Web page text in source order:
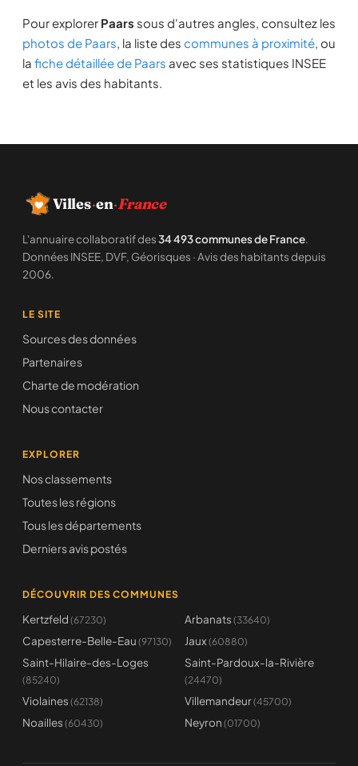
Pour explorer Paars sous d'autres angles, consultez les
photos de Paars, la liste des communes à proximité, ou
la fiche détaillée de Paars avec ses statistiques INSEE
et les avis des habitants.
Villes·en·France
L'annuaire collaboratif des34 493 communes de France.
Données INSEE, DVF, Géorisques · Avis des habitants depuis
2006.
LE SITE
Sources des données
Partenaires
Charte de modération
Nous contacter
EXPLORER
Nos classements
Toutes les régions
Tous les départements
Derniers avis postés
DÉCOUVRIR DES COMMUNES
Kertzfeld (67230) Arbanats (33640)
Capesterre-Belle-Eau (97130) Jaux (60880)
Saint-Hilaire-des-Loges
(85240)
Saint-Pardoux-la-Rivière
(24470)
Violaines (62138) Villemandeur(45700)
Noailles (60430) Neyron (01700)